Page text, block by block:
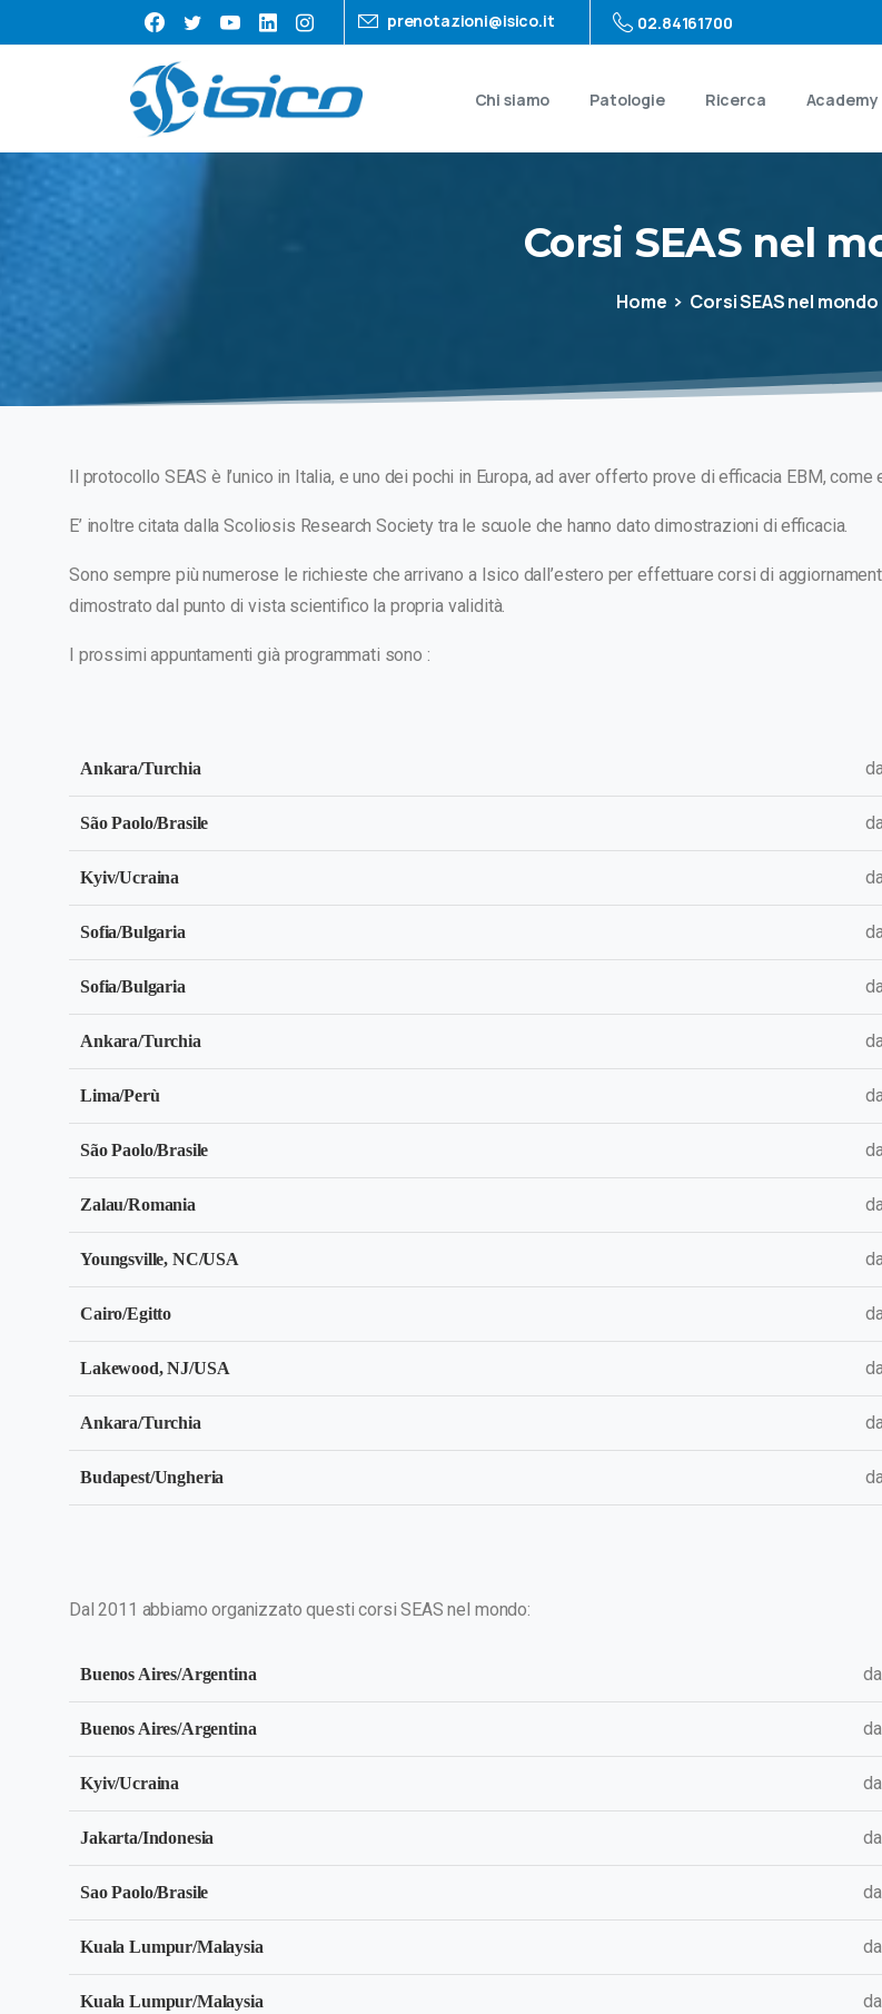
prenotazioni@isico.it 02.84161700
Chi siamo Patologie Ricerca Academy
Corsi SEAS nel
Home Corsi SEAS nel mondo
Il protocollo SEAS è l’unico in Italia, e uno dei pochi in Europa, ad aver offerto prove di efficacia EBM,
E’ inoltre citata dalla Scoliosis Research Society tra le scuole che hanno dato dimostrazioni di efficacia.
Sono sempre più numerose le richieste che arrivano a Isico dall’estero per effettuare corsi di
dimostrato dal punto di vista scientifico la propria validità.
I prossimi appuntamenti già programmati sono :
Ankara/Turchia
São Paolo/Brasile
Kyiv/Ucraina
Sofia/Bulgaria
Sofia/Bulgaria
Ankara/Turchia
Lima/Perù
São Paolo/Brasile
Zalau/Romania
Youngsville, NC/USA
Cairo/Egitto
Lakewood, NJ/USA
Ankara/Turchia
Budapest/Ungheria
Dal 2011 abbiamo organizzato questi corsi SEAS nel mondo:
Buenos Aires/Argentina
Buenos Aires/Argentina
Kyiv/Ucraina
Jakarta/Indonesia
Sao Paolo/Brasile
Kuala Lumpur/Malaysia
Kuala Lumpur/Malaysia